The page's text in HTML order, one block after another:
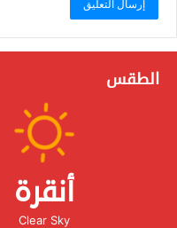
الطقس
أنقرة
Clear Sky